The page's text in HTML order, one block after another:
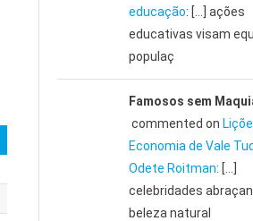
educação: […] ações
educativas visam
populaç
Famosos sem
commented on
Economia de Vale
Odete Roitman: […]
celebridades
beleza natural